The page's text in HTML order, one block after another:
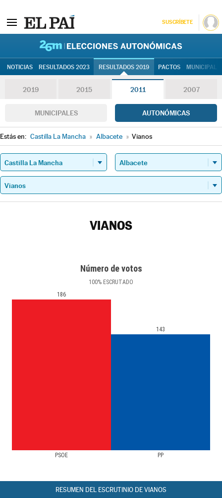
SUSCRÍBETE
NOTICIAS RESULTADOS 2023 RESULTADOS 2019 PACTOS
2019 2015 2011 2007
MUNICIPALES AUTONÓMICAS
Estás en: Castilla La Mancha » Albacete » Vianos
VIANOS
Número de votos
100% ESCRUTADO
PSOE PP
186
143
RESUMEN DEL ESCRUTINIO DE VIANOS